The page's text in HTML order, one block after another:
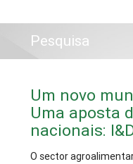
Pesquisa
Um novo
Uma aposta
nacionais:
O sector